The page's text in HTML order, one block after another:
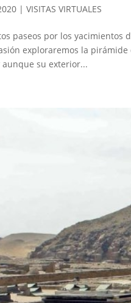
|VISITAS VIRTUALES
paseos por los
exploraremos la
su exterior...